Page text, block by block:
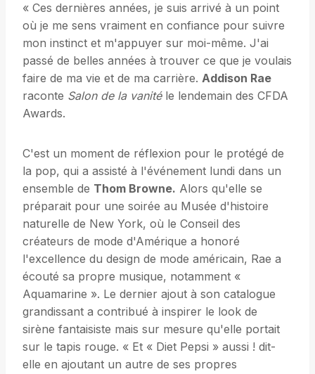
« Ces dernières années, je suis arrivé à un point
où je me sens vraiment en confiance pour suivre
mon instinct et m'appuyer sur moi-même. J'ai
passé de belles années à trouver ce que je voulais
faire de ma vie et de ma carrière. Addison Rae
raconte Salon de la vanitéle lendemain des CFDA
Awards.
C'est un moment de réflexion pour le protégé de
la pop, qui a assisté à l'événement lundi dans un
ensemble de Thom Browne. Alors qu'elle se
préparait pour une soirée au Musée d'histoire
naturelle de New York, où le Conseil des
créateurs de mode d'Amérique a honoré
l'excellence du design de mode américain, Rae a
écouté sa propre musique, notamment «
Aquamarine ». Le dernier ajout à son catalogue
grandissant a contribué à inspirer le look de
sirène fantaisiste mais sur mesure qu'elle portait
sur le tapis rouge. « Et « Diet Pepsi » aussi ! dit-
elle en ajoutant un autre de ses propres